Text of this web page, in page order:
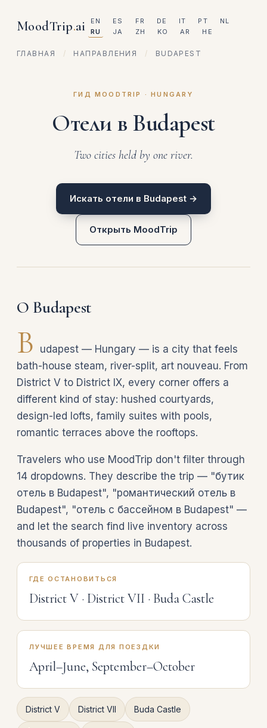
MoodTrip.ai EN ES FR DE IT PT
NL
RU
JA ZH KO AR HE
ГЛАВНАЯ / НАПРАВЛЕНИЯ / BUDAPEST
ГИД MOODTRIP · HUNGARY
Отели в Budapest
Two cities held by one river.
Искать отели в Budapest →
Открыть MoodTrip
О Budapest
B
udapest — Hungary — is a city that feels
bath-house steam, river-split, art nouveau. From
District V to District IX, every corner offers a
different kind of stay: hushed courtyards,
design-led lofts, family suites with pools,
romantic terraces above the rooftops.
Travelers who use MoodTrip don't filter through
14 dropdowns. They describe the trip — "бутик
отель в Budapest", "романтический отель в
Budapest", "отель с бассейном в Budapest" —
and let the search find live inventory across
thousands of properties in Budapest.
ГДЕ ОСТАНОВИТЬСЯ
District V · District VII · Buda Castle
ЛУЧШЕЕ ВРЕМЯ ДЛЯ ПОЕЗДКИ
April–June, September–October
District V District VII Buda Castle